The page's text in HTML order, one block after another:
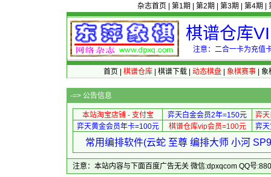
杂志首页 第1期 第2期 第3期 第4期
棋谱仓库
注意：二合一卡为充值
首页 棋谱仓库| 棋谱下载| 动态棋盘| 象棋赛事| 象
-=> 公告信息
本站淘宝店铺 - 支付宝 弈天白金会员2年=150元
弈
弈天黄金会员年卡=100元
棋谱仓库vip会员=100元 弈
常用编排软件(云蛇 至尊 编排大师 小河
注意：本站内容与下面百度广告无关 微信:dpxqcom QQ号